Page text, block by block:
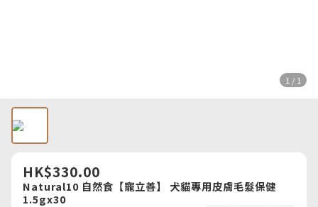
1 / 1
HK$330.00
Natural10 自然食【寵立善】 犬貓專用皮膚毛髮保健
1.5gx30